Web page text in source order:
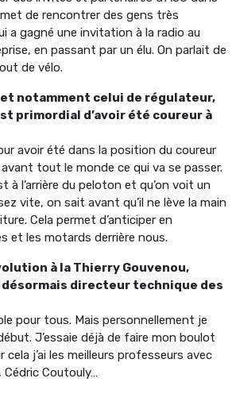
de rencontrer des gens très
a gagné une invitation à la radio au
en passant par un élu. On parlait de
de vélo.
notamment celui de régulateur,
primordial d’avoir été coureur à
avoir été dans la position du coureur
tout le monde ce qui va se passer.
à l’arrière du peloton et qu’on voit un
vite, on sait avant qu’il ne lève la main
Cela permet d’anticiper en
et les motards derrière nous.
à la Thierry Gouvenou,
directeur technique des
pour tous. Mais personnellement je
J’essaie déjà de faire mon boulot
cela j’ai les meilleurs professeurs avec
Coutouly…